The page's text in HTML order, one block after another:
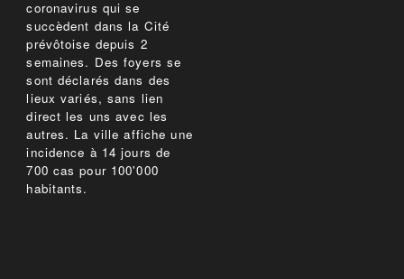
coronavirus qui se
succèdent dans la Cité
prévôtoise depuis 2
semaines. Des foyers se
sont déclarés dans des
lieux variés, sans lien
direct les uns avec les
autres. La ville affiche une
incidence à 14 jours de
700 cas pour 100'000
habitants.